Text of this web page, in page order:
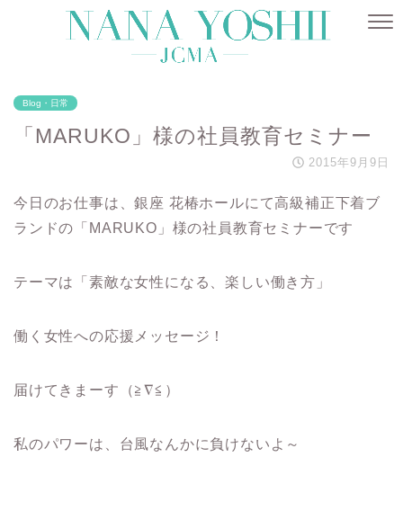
Blog・日常
「MARUKO」様の社員教育セミナー
2015年9月9日
今日のお仕事は、銀座 花椿ホールにて高級補正下着ブ
ランドの「MARUKO」様の社員教育セミナーです
テーマは「素敵な女性になる、楽しい働き方」
働く女性への応援メッセージ！
届けてきまーす（≧∇≦）
私のパワーは、台風なんかに負けないよ～